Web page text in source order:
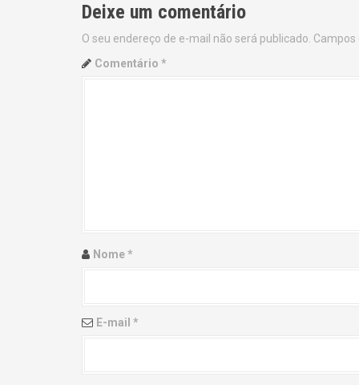
t
n
n
Deixe um comentário
O seu endereço de e-mail não será publicado.
Comentário *
Nome*
E-mail *